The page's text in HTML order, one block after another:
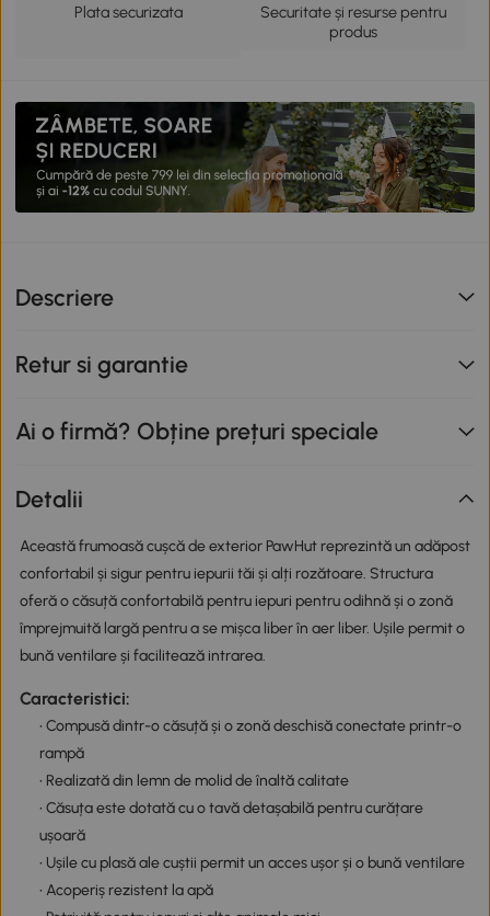
Plata securizata
Securitate și resurse pentru
produs
Descriere
Retur si garantie
Ai o firmă? Obține prețuri speciale
Detalii
Această frumoasă cușcă de exterior PawHut reprezintă un adăpost
confortabil și sigur pentru iepurii tăi și alți rozătoare. Structura
oferă o căsuță confortabilă pentru iepuri pentru odihnă și o zonă
împrejmuită largă pentru a se mișca liber în aer liber. Ușile permit o
bună ventilare și facilitează intrarea.
Caracteristici:
• Compusă dintr-o căsuță și o zonă deschisă conectate printr-o
rampă
• Realizată din lemn de molid de înaltă calitate
• Căsuța este dotată cu o tavă detașabilă pentru curățare
ușoară
• Ușile cu plasă ale cuștii permit un acces ușor și o bună ventilare
• Acoperiș rezistent la apă